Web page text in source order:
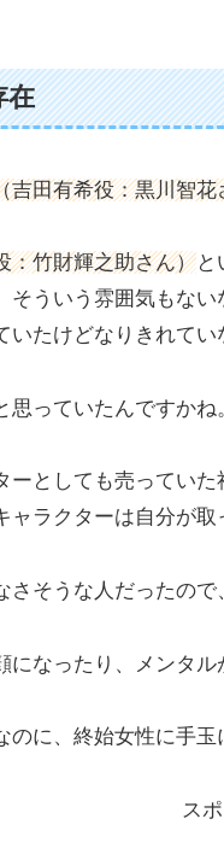
在
吉田有希役：黒川智花
：竹財輝之助さん）
そういう雰囲気もない
いたけどなりきれてい
っていたんですかね
ーとしても売ってい
ャラクターは自分が取
さそうな人だったの
になったり、メンタル
のに、終始女性に手玉
ス